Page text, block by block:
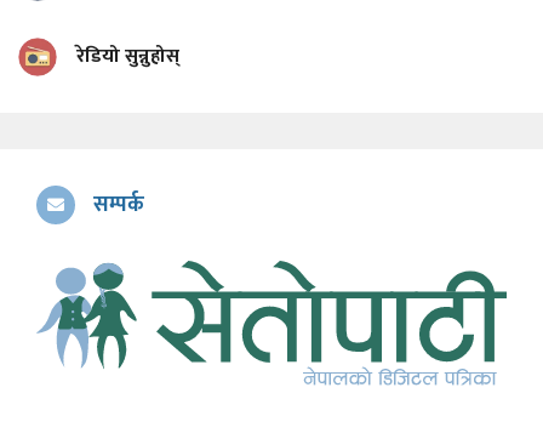
रेडियो सुन्नुहोस्
सम्पर्क